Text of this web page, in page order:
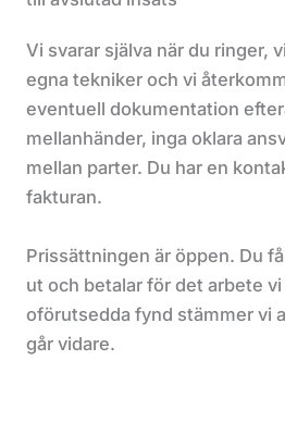
Vi svarar själva när du ringer,
egna tekniker och vi
eventuell dokumentation
mellanhänder, inga oklara
mellan parter. Du har en
fakturan.
Prissättningen är öppen. Du
ut och betalar för det arbete
oförutsedda fynd stämmer vi
går vidare.